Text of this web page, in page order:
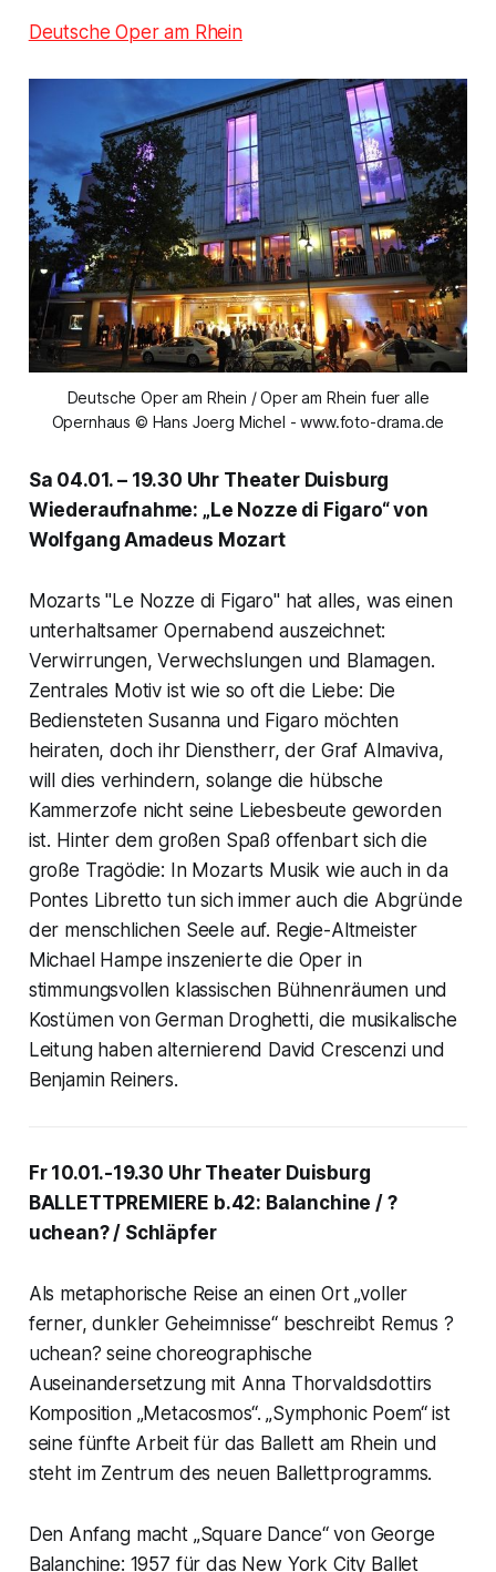
Deutsche Oper am Rhein
Deutsche Oper am Rhein / Oper am Rhein fuer alle
Opernhaus © Hans Joerg Michel - www.foto-drama.de
Sa 04.01. – 19.30 Uhr Theater Duisburg
Wiederaufnahme: „Le Nozze di Figaro“ von
Wolfgang Amadeus Mozart
Mozarts "Le Nozze di Figaro" hat alles, was einen
unterhaltsamer Opernabend auszeichnet:
Verwirrungen, Verwechslungen und Blamagen.
Zentrales Motiv ist wie so oft die Liebe: Die
Bediensteten Susanna und Figaro möchten
heiraten, doch ihr Dienstherr, der Graf Almaviva,
will dies verhindern, solange die hübsche
Kammerzofe nicht seine Liebesbeute geworden
ist. Hinter dem großen Spaß offenbart sich die
große Tragödie: In Mozarts Musik wie auch in da
Pontes Libretto tun sich immer auch die Abgründe
der menschlichen Seele auf. Regie-Altmeister
Michael Hampe inszenierte die Oper in
stimmungsvollen klassischen Bühnenräumen und
Kostümen von German Droghetti, die musikalische
Leitung haben alternierend David Crescenzi und
Benjamin Reiners.
Fr 10.01.-19.30 Uhr Theater Duisburg
BALLETTPREMIERE b.42: Balanchine / ?
uchean? / Schläpfer
Als metaphorische Reise an einen Ort „voller
ferner, dunkler Geheimnisse“ beschreibt Remus ?
uchean? seine choreographische
Auseinandersetzung mit Anna Thorvaldsdottirs
Komposition „Metacosmos“. „Symphonic Poem“ ist
seine fünfte Arbeit für das Ballett am Rhein und
steht im Zentrum des neuen Ballettprogramms.
Den Anfang macht „Square Dance“ von George
Balanchine: 1957 für das New York City Ballet